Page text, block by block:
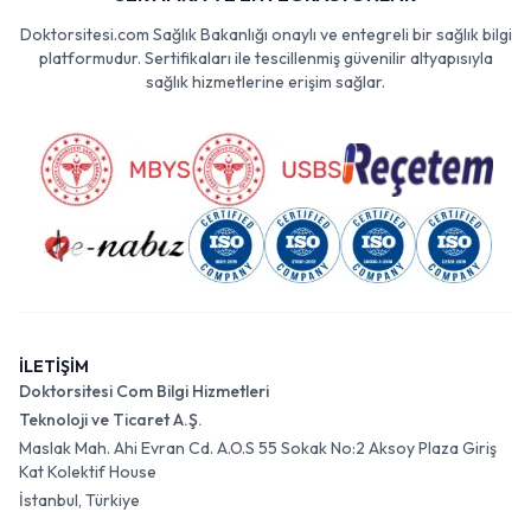
Doktorsitesi.com Sağlık Bakanlığı onaylı ve entegreli bir sağlık bilgi
platformudur. Sertifikaları ile tescillenmiş güvenilir altyapısıyla
sağlık hizmetlerine erişim sağlar.
İLETİŞİM
Doktorsitesi Com Bilgi Hizmetleri
Teknoloji ve Ticaret A.Ş.
Maslak Mah. Ahi Evran Cd. A.O.S 55 Sokak No:2 Aksoy Plaza Giriş
Kat Kolektif House
İstanbul, Türkiye